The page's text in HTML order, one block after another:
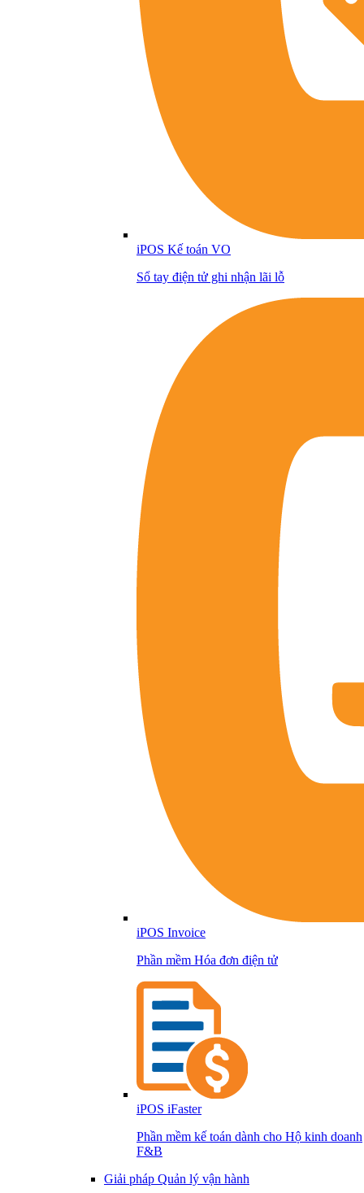
iPOS Kế toán VO
Sổ tay điện tử ghi nhận lãi lỗ
iPOS Invoice
Phần mềm Hóa đơn điện tử
iPOS iFaster
Phần mềm kế toán dành cho Hộ kinh doanh
F&B
Giải pháp Quản lý vận hành